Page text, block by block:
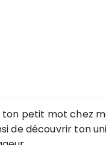
petit mot chez
de découvrir ton